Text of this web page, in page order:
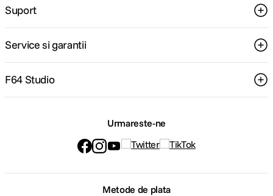
Suport
Service si garantii
F64 Studio
Urmareste-ne
Metode de plata